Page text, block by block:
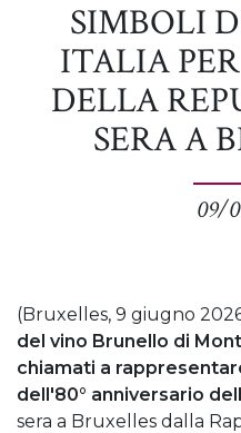
SIMBOLI
ITALIA
DELLA
SERA A
09/
(Bruxelles, 9 giugno
del vino Brunello di
chiamati a
dell'80° anniversario
sera a Bruxelles dalla